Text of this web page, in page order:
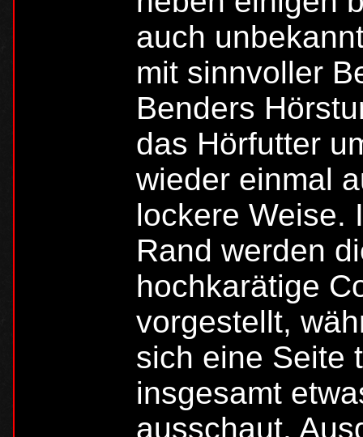
auch
mit sinnvoller
Benders
das Hörfutter
wieder einmal
lockere Weise.
Rand werden
hochkarätige
vorgestellt,
sich eine Seite
insgesamt
ausschaut.